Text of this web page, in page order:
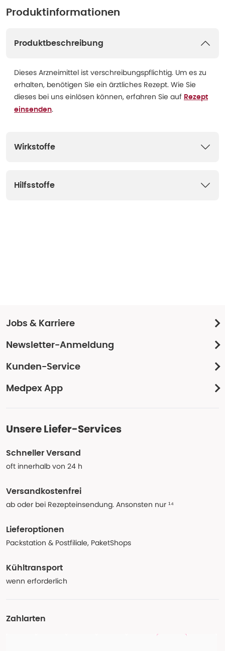
Produktinformationen
Produktbeschreibung
Dieses Arzneimittel ist verschreibungspflichtig. Um es zu
erhalten, benötigen Sie ein ärztliches Rezept. Wie Sie
dieses bei uns einlösen können, erfahren Sie auf Rezept
einsenden.
Wirkstoffe
Hilfsstoffe
Jobs & Karriere
Newsletter-Anmeldung
Kunden-Service
Medpex App
Unsere Liefer-Services
Schneller Versand
oft innerhalb von 24 h
Versandkostenfrei
ab oder bei Rezepteinsendung. Ansonsten nur ¹⁴
Lieferoptionen
Packstation & Postfiliale, PaketShops
Kühltransport
wenn erforderlich
Zahlarten